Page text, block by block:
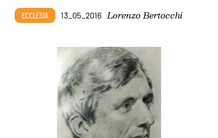
ECCLESIA 13_05_2016 Lorenzo Bertocchi